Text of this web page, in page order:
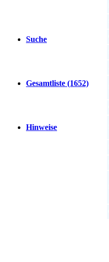
Suche
Gesamtliste (1652)
Hinweise